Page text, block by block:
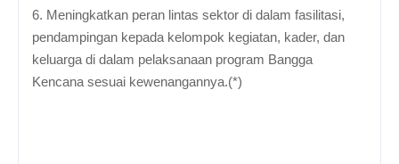
6. Meningkatkan peran lintas sektor di dalam fasilitasi,
pendampingan kepada kelompok kegiatan, kader, dan
keluarga di dalam pelaksanaan program Bangga
Kencana sesuai kewenangannya.(*)